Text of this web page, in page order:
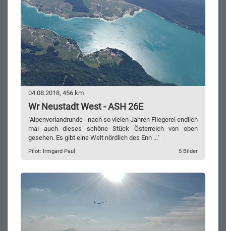
04.08.2018, 456 km
Wr Neustadt West - ASH 26E
"Alpenvorlandrunde - nach so vielen Jahren Fliegerei endlich
mal auch dieses schöne Stück Österreich von oben
gesehen. Es gibt eine Welt nördlich des Enn ..."
Pilot: Irmgard Paul 5 Bilder